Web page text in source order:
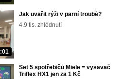
Jak uvařit rýži v parní troubě?
4.9 tis. zhlédnutí
Set 5 spotřebičů Miele = vysavač
Triflex HX1 jen za 1 Kč